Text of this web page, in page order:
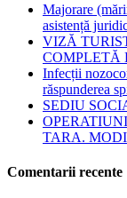
Majorare
asistență
VIZĂ
COMPLETĂ
Infecții
răspunderea
SEDIU
TARA.
Comentarii recente